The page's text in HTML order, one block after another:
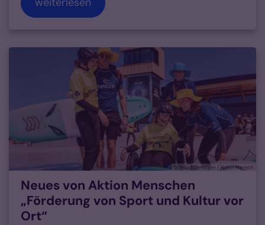
© Thilo Schmülgen / Aktion Mensch
Neues von Aktion Menschen
„Förderung von Sport und Kultur vor
Ort“